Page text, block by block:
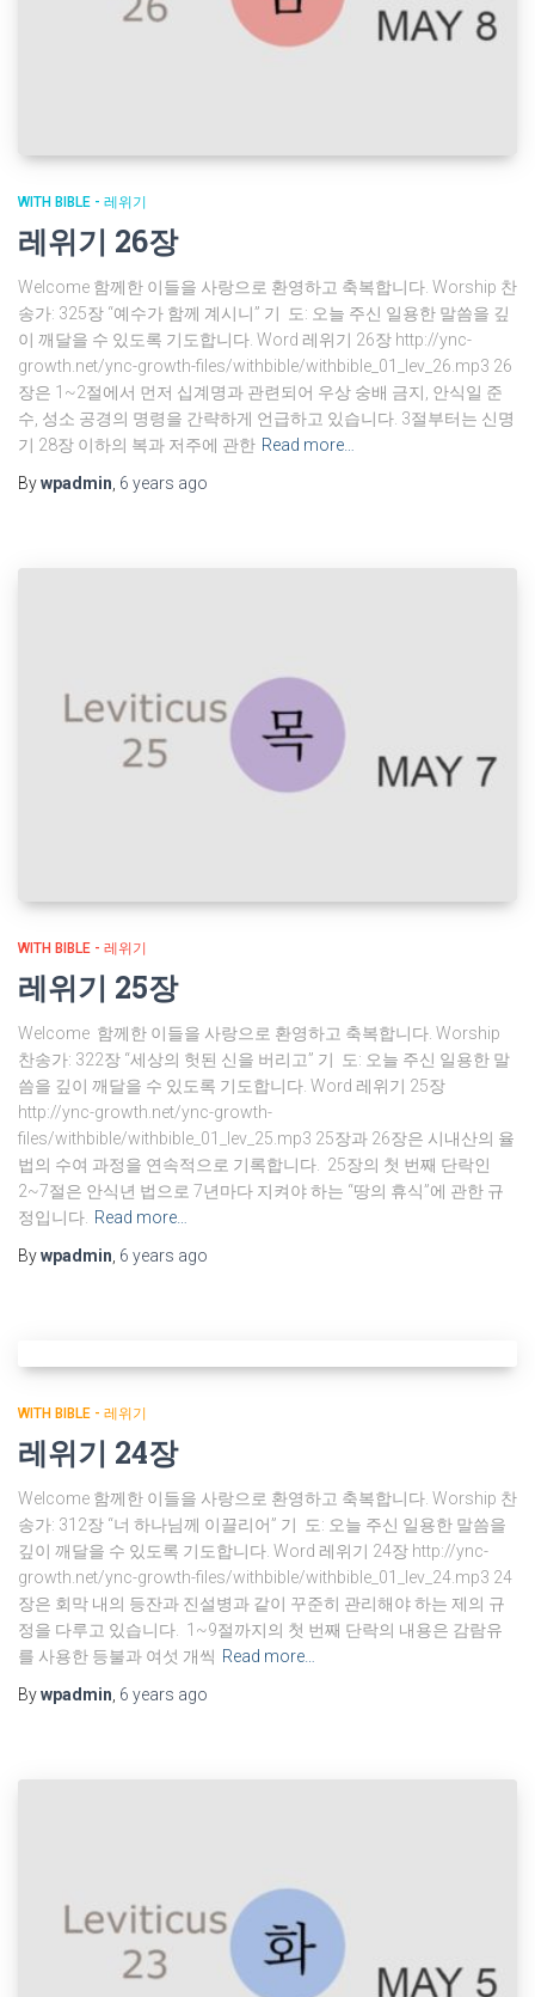
WITH BIBLE - 레위기
레위기 26장
Welcome 함께한 이들을 사랑으로 환영하고 축복합니다. Worship 찬
송가: 325장 “예수가 함께 계시니” 기 도: 오늘 주신 일용한 말씀을 깊
이 깨달을 수 있도록 기도합니다. Word 레위기 26장 http://ync-
growth.net/ync-growth-files/withbible/withbible_01_lev_26.mp3 26
장은 1~2절에서 먼저 십계명과 관련되어 우상 숭배 금지, 안식일 준
수, 성소 공경의 명령을 간략하게 언급하고 있습니다. 3절부터는 신명
기 28장 이하의 복과 저주에 관한 Read more…
Bywpadmin, 6 years ago
WITH BIBLE - 레위기
레위기 25장
Welcome 함께한 이들을 사랑으로 환영하고 축복합니다. Worship
찬송가: 322장 “세상의 헛된 신을 버리고” 기 도: 오늘 주신 일용한 말
씀을 깊이 깨달을 수 있도록 기도합니다. Word 레위기 25장
http://ync-growth.net/ync-growth-
files/withbible/withbible_01_lev_25.mp3 25장과 26장은 시내산의 율
법의 수여 과정을 연속적으로 기록합니다. 25장의 첫 번째 단락인
2~7절은 안식년 법으로 7년마다 지켜야 하는 “땅의 휴식”에 관한 규
정입니다. Read more…
Bywpadmin 6 years ago
WITH BIBLE - 레위기
레위기 24장
Welcome 함께한 이들을 사랑으로 환영하고 축복합니다. Worship 찬
송가: 312장 “너 하나님께 이끌리어” 기 도: 오늘 주신 일용한 말씀을
깊이 깨달을 수 있도록 기도합니다. Word 레위기 24장 http://ync-
growth.net/ync-growth-files/withbible/withbible_01_lev_24.mp3 24
장은 회막 내의 등잔과 진설병과 같이 꾸준히 관리해야 하는 제의 규
정을 다루고 있습니다. 1~9절까지의 첫 번째 단락의 내용은 감람유
를 사용한 등불과 여섯 개씩 Read more…
Bywpadmin 6 years ago